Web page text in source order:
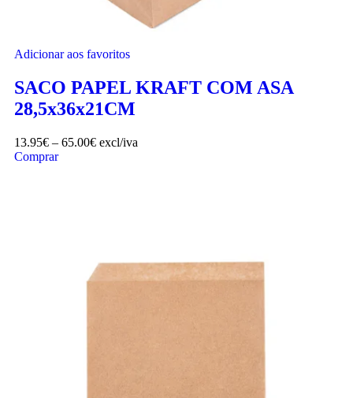
Adicionar aos favoritos
SACO PAPEL KRAFT COM ASA
28,5x36x21CM
13.95€ – 65.00€ excl/iva
Comprar